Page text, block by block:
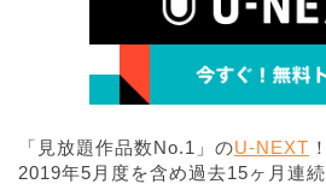
「見放題作品数No.1」のU-NEXT ！
2019年5月度を含め過去15ヶ月連続